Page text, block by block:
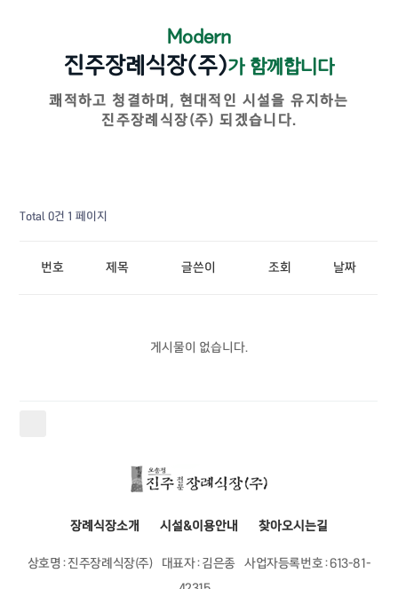
Modern
진주장례식장(주)가 함께합니다
쾌적하고 청결하며, 현대적인 시설을 유지하는
진주장례식장(주) 되겠습니다.
Total 0건 1 페이지
번호 제목 글쓴이 조회 날짜
게시물이 없습니다.
장례식장소개 시설&이용안내 찾아오시는길
상호명 : 진주장례식장(주) 대표자 : 김은종 사업자등록번호 : 613-81-